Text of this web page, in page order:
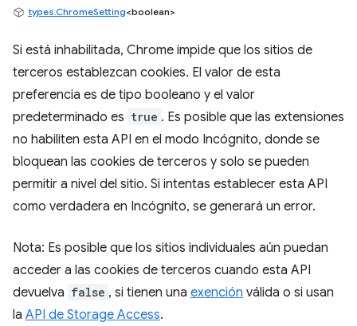
types.ChromeSetting<boolean>
Si está inhabilitada, Chrome impide que los sitios de
terceros establezcan cookies. El valor de esta
preferencia es de tipo booleano y el valor
predeterminado es true . Es posible que las extensiones
no habiliten esta API en el modo Incógnito, donde se
bloquean las cookies de terceros y solo se pueden
permitir a nivel del sitio. Si intentas establecer esta API
como verdadera en Incógnito, se generará un error.
Nota: Es posible que los sitios individuales aún puedan
acceder a las cookies de terceros cuando esta API
devuelva false , si tienen una exención válida o si usan
la API de Storage Access.